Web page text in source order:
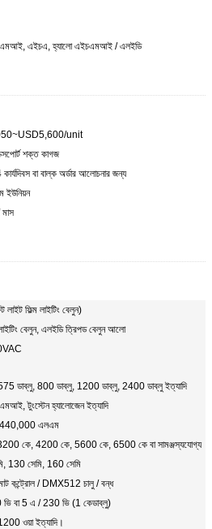
এইচএ, হ্যালো এইচএমআই / এলইডি
unit
এক্সপোর্ট শক্ত কাগজ
বা বাল্ক অর্ডার আলোচনার জন্য
ইউনিয়ন
লাইট ফিল্ম লাইটিং বেলুন)
বেলুন, এলইডি ত্রিপড বেলুন আলো
ডাব্লু, 800 ডাব্লু, 1200 ডাব্লু, 2400 ডাব্লু ইত্যাদি
টুংস্টেন হ্যালোজেন ইত্যাদি
এলএম
কে, 4200 কে, 5600 কে, 6500 কে বা সামঞ্জস্যযোগ্য
130 সেমি, 160 সেমি
কন্ট্রোল / DMX512 চালু / বন্ধ
বা 5 এ / 230 ভি (1 কেডাব্লু)
ওয়া ইত্যাদি।